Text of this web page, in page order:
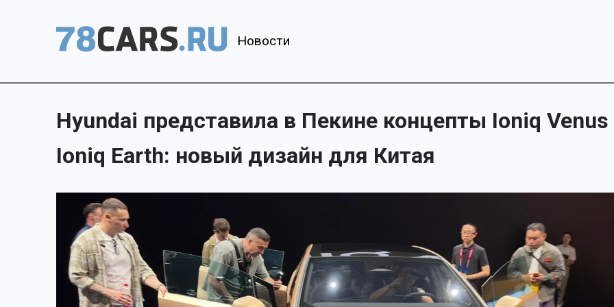
Новости
Hyundai представила в Пекине концепты Ioniq Venus
Ioniq Earth: новый дизайн для Китая